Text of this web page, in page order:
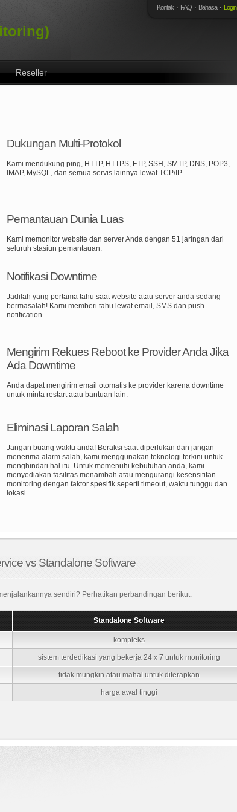
Kontak FAQ Bahasa Login
Reseller
Dukungan Multi-Protokol
Kami mendukung ping, HTTP, HTTPS, FTP, SSH, SMTP, DNS, POP3,
IMAP, MySQL, dan semua servis lainnya lewat TCP/IP.
Pemantauan Dunia Luas
Kami memonitor website dan server Anda dengan 51 jaringan dari
seluruh stasiun pemantauan.
Notifikasi Downtime
Jadilah yang pertama tahu saat website atau server anda sedang
bermasalah! Kami memberi tahu lewat email, SMS dan push
notification.
Mengirim Rekues Reboot ke Provider Anda Jika
Ada Downtime
Anda dapat mengirim email otomatis ke provider karena downtime
untuk minta restart atau bantuan lain.
Eliminasi Laporan Salah
Jangan buang waktu anda! Beraksi saat diperlukan dan jangan
menerima alarm salah, kami menggunakan teknologi terkini untuk
menghindari hal itu. Untuk memenuhi kebutuhan anda, kami
menyediakan fasilitas menambah atau mengurangi kesensitifan
monitoring dengan faktor spesifik seperti timeout, waktu tunggu dan
lokasi.
vs Standalone Software
sendiri? Perhatikan perbandingan berikut.
Standalone Software
kompleks
sistem terdedikasi yang bekerja 24 x 7 untuk monitoring
tidak mungkin atau mahal untuk diterapkan
harga awal tinggi